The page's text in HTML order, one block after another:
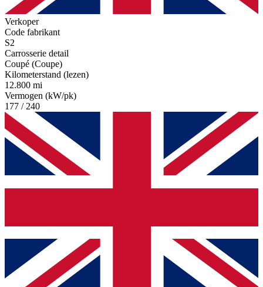
Verkoper
Code fabrikant
S2
Carrosserie detail
Coupé (Coupe)
Kilometerstand (lezen)
12.800 mi
Vermogen (kW/pk)
177 / 240